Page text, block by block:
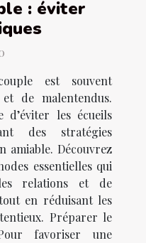
: éviter
est souvent
de malentendus.
d’éviter les écueils
des stratégies
amiable. Découvrez
essentielles qui
relations et de
en réduisant les
Préparer le
favoriser une